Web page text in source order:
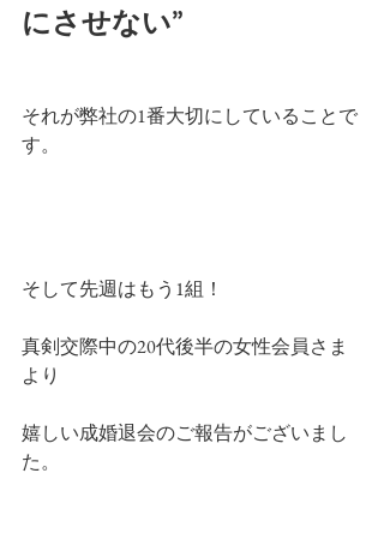
にさせない”
それが弊社の1番大切にしていることで
す。
そして先週はもう1組！
真剣交際中の20代後半の女性会員さま
より
嬉しい成婚退会のご報告がございまし
た。